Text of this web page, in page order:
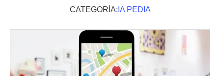
CATEGORÍA: IA PEDIA